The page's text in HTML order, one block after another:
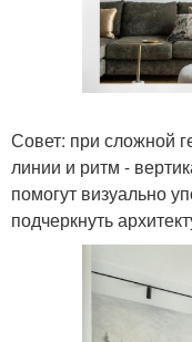
Совет: при сложной
линии и ритм -
помогут визуально
подчеркнуть